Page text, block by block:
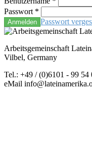
Passwort *
Anmelden Passwort
Arbeitsgemeinschaft
Vilbel, Germany
Tel.: +49 / (0)6101 - 99 54
eMail